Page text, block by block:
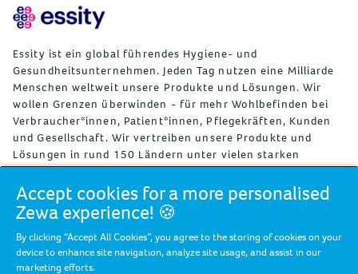
Essity ist ein global führendes Hygiene- und
Gesundheitsunternehmen. Jeden Tag nutzen eine Milliarde
Menschen weltweit unsere Produkte und Lösungen. Wir
wollen Grenzen überwinden - für mehr Wohlbefinden bei
Verbraucher*innen, Patient*innen, Pflegekräften, Kunden
und Gesellschaft. Wir vertreiben unsere Produkte und
Lösungen in rund 150 Ländern unter vielen starken
Marken, darunter die Weltmarktführer TENA und Tork, aber
auch bekannte Marken wie Actimove, Cutimed, JOBST, Knix,
Leukoplast, Libero, Libresse, Lotus, Modibodi, Nosotras,
Saba, Tempo, TOM Organic, und Zewa. Essity beschäftigt
weltweit rund 36.000 Mitarbeitende. Der Umsatz im Jahr
2024 betrug ca. 13 Mrd. Euro. Essity hat seinen Hauptsitz
Accept cookies for a more personalised
Zewa experience! 🍪
By clicking “Accept All Cookies”, you agree to the storing of cookies on your
device to enhance site navigation, analyze site usage, and assist in our
marketing efforts.